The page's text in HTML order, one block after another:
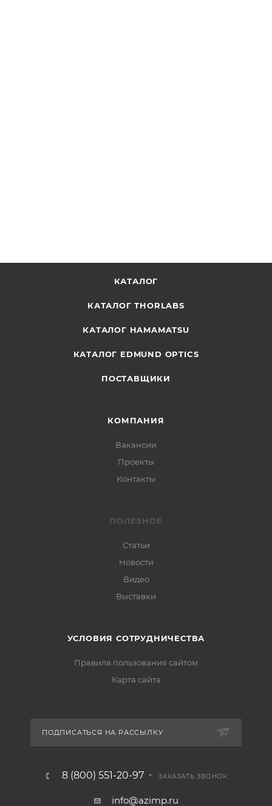
КАТАЛОГ
КАТАЛОГ THORLABS
КАТАЛОГ HAMAMATSU
КАТАЛОГ EDMUND OPTICS
ПОСТАВЩИКИ
КОМПАНИЯ
Вакансии
Проекты
Контакты
ПОЛЕЗНОЕ
Статьи
Новости
Видео
Выставки
УСЛОВИЯ СОТРУДНИЧЕСТВА
Правила пользования сайтом
Карта сайта
ПОДПИСАТЬСЯ НА РАССЫЛКУ
8 (800) 551-20-97 ЗАКАЗАТЬ ЗВОНОК
info@azimp.ru